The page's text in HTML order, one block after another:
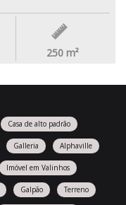
250 m²
Casa de alto padrão
Galleria Alphaville
Imóvel em Valinhos
Galpão Terreno